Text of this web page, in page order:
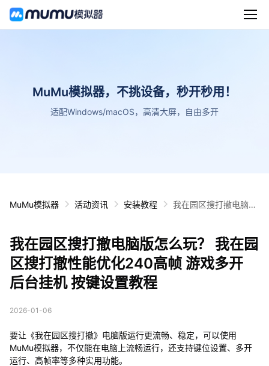
MuMu模拟器，不挑设备，秒开秒用！
适配Windows/macOS，高清大屏，自由多开
MuMu模拟器 活动资讯 安装教程
我在园区搜打撤电脑版
戏多开 后台挂机 按键
设置教程
我在园区搜打撤电脑版怎么玩？ 我在园
区搜打撤性能优化240高帧 游戏多开
后台挂机 按键设置教程
2026-01-06
要让《我在园区搜打撤》电脑版运行更流畅、稳定，可以使用
MuMu模拟器，不仅能在电脑上流畅运行，还支持键位设置、多开
运行、高帧率等多种实用功能。